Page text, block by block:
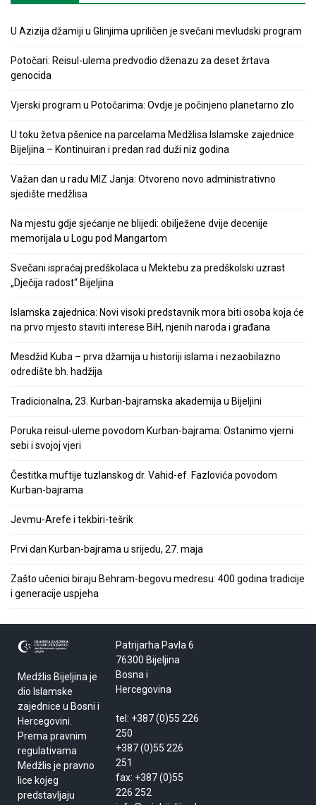
U Azizija džamiji u Glinjima upriličen je svečani mevludski program
Potočari: Reisul-ulema predvodio dženazu za deset žrtava
genocida
Vjerski program u Potočarima: Ovdje je počinjeno planetarno zlo
U toku žetva pšenice na parcelama Medžlisa Islamske zajednice
Bijeljina – Kontinuiran i predan rad duži niz godina
Važan dan u radu MIZ Janja: Otvoreno novo administrativno
sjedište medžlisa
Na mjestu gdje sjećanje ne blijedi: obilježene dvije decenije
memorijala u Logu pod Mangartom
Svečani ispraćaj predškolaca u Mektebu za predškolski uzrast
„Dječija radost“ Bijeljina
Islamska zajednica: Novi visoki predstavnik mora biti osoba koja će
na prvo mjesto staviti interese BiH, njenih naroda i građana
Mesdžid Kuba – prva džamija u historiji islama i nezaobilazno
odredište bh. hadžija
Tradicionalna, 23. Kurban-bajramska akademija u Bijeljini
Poruka reisul-uleme povodom Kurban-bajrama: Ostanimo vjerni
sebi i svojoj vjeri
Čestitka muftije tuzlanskog dr. Vahid-ef. Fazlovića povodom
Kurban-bajrama
Jevmu-Arefe i tekbiri-tešrik
Prvi dan Kurban-bajrama u srijedu, 27. maja
Zašto učenici biraju Behram-begovu medresu: 400 godina tradicije
i generacije uspjeha
Medžlis Bijeljina je
dio Islamske
zajednice u Bosni i
Hercegovini.
Prema pravnim
regulativama
Medžlis je pravno
lice kojeg
predstavljaju
Patrijarha Pavla 6
76300 Bijeljina
Bosna i
Hercegovina
tel: +387 (0)55 226
250
+387 (0)55 226
251
fax: +387 (0)55
226 252